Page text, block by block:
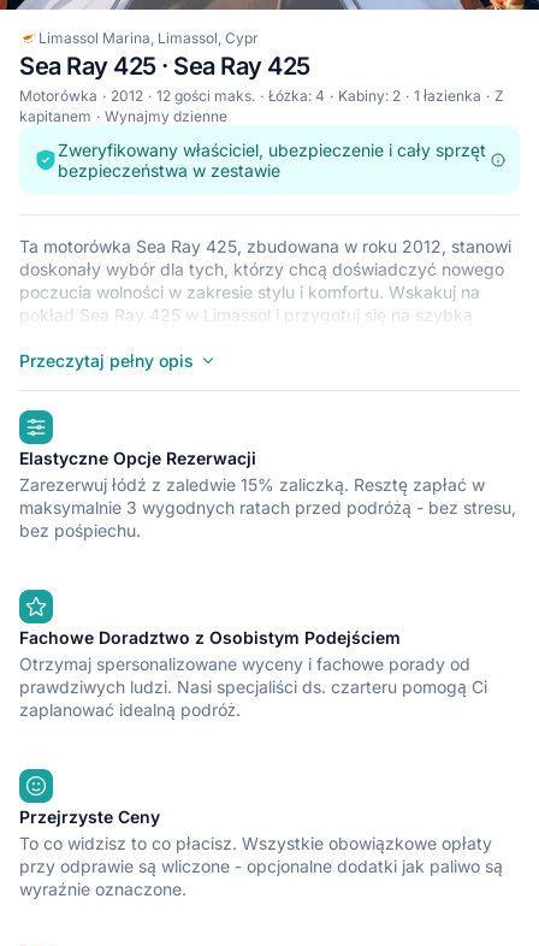
Limassol Marina, Limassol, Cypr
Sea Ray 425 · Sea Ray 425
Motorówka 2012 12 gości maks. Łóżka: 4 Kabiny: 2 1 łazienka
Z
kapitanem
Wynajmy dzienne
Zweryfikowany właściciel, ubezpieczenie i cały sprzęt
bezpieczeństwa w zestawie
Ta motorówka Sea Ray 425, zbudowana w roku 2012, stanowi
doskonały wybór dla tych, którzy chcą doświadczyć nowego
poczucia wolności w zakresie stylu i komfortu. Wskakuj na
pokład Sea Ray 425 w Limassol i przygotuj się na szybką
mieści do 12 gości i jest idealna do zwiedzania odludnych
znajduje się w przystani Limassol Marina (Limassol), która jest
dogodną bazą do zwiedzania statkiem okolic takich jak
Limassol. Dowiedz się więcej na temat łodzi motorowej Sea Ray
425 poniżej.
Przeczytaj pełny opis
highlights
Elastyczne Opcje Rezerwacji
Zarezerwuj łódź z zaledwie 15% zaliczką. Resztę zapłać w
maksymalnie 3 wygodnych ratach przed podróżą - bez stresu,
bez pośpiechu.
Fachowe Doradztwo z Osobistym Podejściem
Otrzymaj spersonalizowane wyceny i fachowe porady od
prawdziwych ludzi. Nasi specjaliści ds. czarteru pomogą Ci
zaplanować idealną podróż.
Przejrzyste Ceny
To co widzisz to co płacisz. Wszystkie obowiązkowe opłaty
przy odprawie są wliczone - opcjonalne dodatki jak paliwo są
wyraźnie oznaczone.